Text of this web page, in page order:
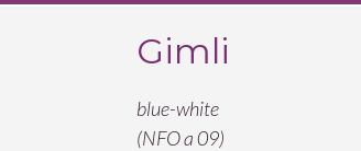
Gimli
blue-white
(NFO a 09)